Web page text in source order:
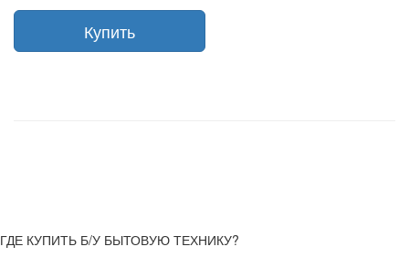
ГДЕ КУПИТЬ Б/У БЫТОВУЮ ТЕХНИКУ?